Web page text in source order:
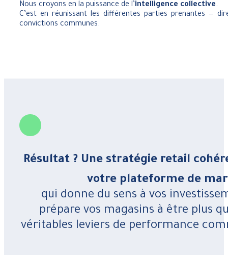
Nous croyons en la puissance de l’intelligence collective.
C’est en réunissant les différentes parties prenantes —
convictions communes.
Résultat ? Une stratégie retail
votre plateforme de
qui donne du sens à vos
prépare vos magasins à être plus
véritables leviers de performance